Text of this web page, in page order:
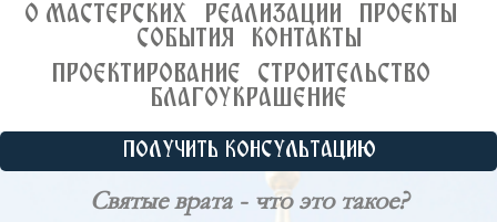
О МАСТЕРСКИХ РЕАЛИЗАЦИИ
ПРОЕКТЫ
СОБЫТИЯ
КОНТАКТЫ
ПРОЕКТИРОВАНИЕ
СТРОИТЕЛЬСТВО
БЛАГОУКРАШЕНИЕ
ПОЛУЧИТЬ КОНСУЛЬТАЦИЮ
Святые врата - что это такое?